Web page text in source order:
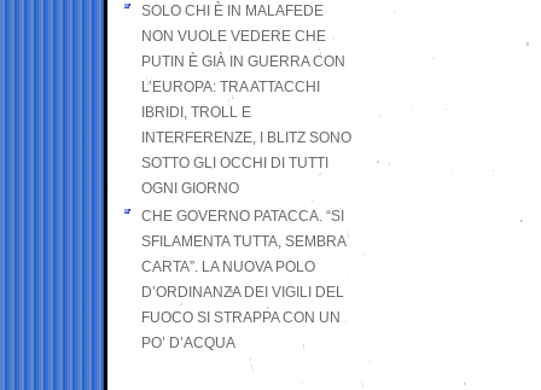
SOLO CHI È IN MALAFEDE
NON VUOLE VEDERE CHE
PUTIN È GIÀ IN GUERRA CON
L’EUROPA: TRA ATTACCHI
IBRIDI, TROLL E
INTERFERENZE, I BLITZ SONO
SOTTO GLI OCCHI DI TUTTI
OGNI GIORNO
CHE GOVERNO PATACCA. “SI
SFILAMENTA TUTTA, SEMBRA
CARTA”. LA NUOVA POLO
D’ORDINANZA DEI VIGILI DEL
FUOCO SI STRAPPA CON UN
PO’ D’ACQUA